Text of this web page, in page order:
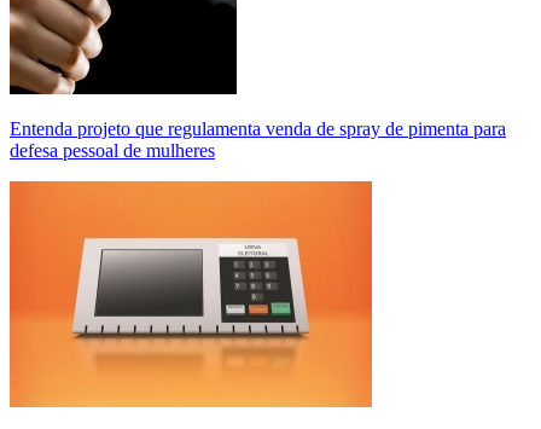
Entenda projeto que regulamenta venda de spray de pimenta para
defesa pessoal de mulheres